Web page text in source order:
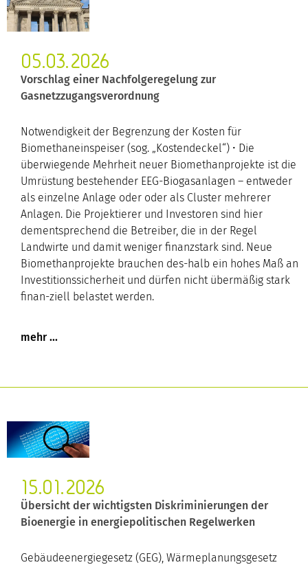
05.03.2026
Vorschlag einer Nachfolgeregelung zur
Gasnetzzugangsverordnung
Notwendigkeit der Begrenzung der Kosten für
Biomethaneinspeiser (sog. „Kostendeckel“) • Die
überwiegende Mehrheit neuer Biomethanprojekte ist die
Umrüstung bestehender EEG-Biogasanlagen – entweder
als einzelne Anlage oder oder als Cluster mehrerer
Anlagen. Die Projektierer und Investoren sind hier
dementsprechend die Betreiber, die in der Regel
Landwirte und damit weniger finanzstark sind. Neue
Biomethanprojekte brauchen des-halb ein hohes Maß an
Investitionssicherheit und dürfen nicht übermäßig stark
finan-ziell belastet werden.
15.01.2026
Übersicht der wichtigsten Diskriminierungen der
Bioenergie in energiepolitischen Regelwerken
Gebäudeenergiegesetz (GEG), Wärmeplanungsgesetz